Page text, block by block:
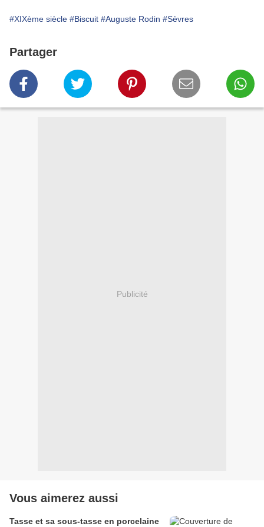
#XIXème siècle #Biscuit #Auguste Rodin #Sèvres
Partager
Publicité
Vous aimerez aussi
Tasse et sa sous-tasse en porcelaine